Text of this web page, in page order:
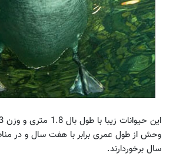
سال برخوردارند.